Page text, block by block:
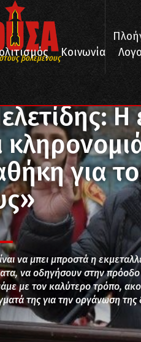
βολεμένους Κοινωνία
Πελετίδης: Η επανάσταση του
για
να μπει μπροστά η
να οδηγήσουν στην πρόοδο
με τον καλύτερο τρόπο,
της για την οργάνωση